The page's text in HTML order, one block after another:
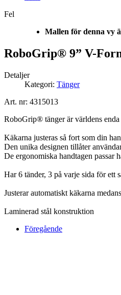
Fel
Mallen för denna vy
RoboGrip® 9” V-
Detaljer
Kategori: Tänger
Art. nr: 4315013
RoboGrip® tänger är världens
Käkarna justeras så fort som din
Den unika designen tillåter
De ergonomiska handtagen passar
Har 6 tänder, 3 på varje sida för ett
Justerar automatiskt käkarna
Laminerad stål konstruktion
Föregående